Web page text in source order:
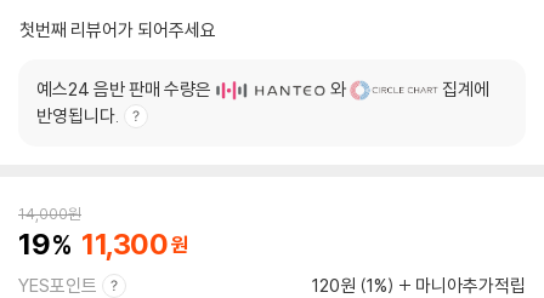
첫번째 리뷰어가 되어주세요
예스24 음반 판매 수량은 와
집계에
반영됩니다.
14,000원
19 11,300
YES포인트 120원 (1%) 마니아추가적립